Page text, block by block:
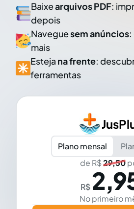
Baixearquivos PDF:
depois
Naveguesem anúncios:
mais
Esteja na frente:
ferramentas
Plano mensal
de R$29,50
R$
No primeiro